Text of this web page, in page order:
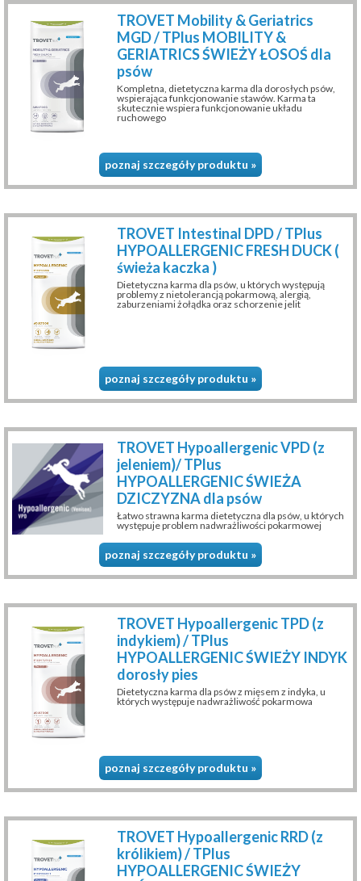
TROVET Mobility & Geriatrics
MGD / TPlus MOBILITY &
GERIATRICS ŚWIEŻY ŁOSOŚ dla
psów
Kompletna, dietetyczna karma dla dorosłych psów,
wspierająca funkcjonowanie stawów. Karma ta
skutecznie wspiera funkcjonowanie układu
ruchowego
poznaj szczegóły produktu »
TROVET Intestinal DPD / TPlus
HYPOALLERGENIC FRESH DUCK (
świeża kaczka )
Dietetyczna karma dla psów, u których występują
problemy z nietolerancją pokarmową, alergią,
zaburzeniami żołądka oraz schorzenie jelit
poznaj szczegóły produktu »
TROVET Hypoallergenic VPD (z
jeleniem)/ TPlus
HYPOALLERGENIC ŚWIEŻA
DZICZYZNA dla psów
Łatwo strawna karma dietetyczna dla psów, u których
występuje problem nadwrażliwości pokarmowej
poznaj szczegóły produktu »
TROVET Hypoallergenic TPD (z
indykiem) / TPlus
HYPOALLERGENIC ŚWIEŻY INDYK
dorosły pies
Dietetyczna karma dla psów z mięsem z indyka, u
których występuje nadwrażliwość pokarmowa
poznaj szczegóły produktu »
TROVET Hypoallergenic RRD (z
królikiem) / TPlus
HYPOALLERGENIC ŚWIEŻY